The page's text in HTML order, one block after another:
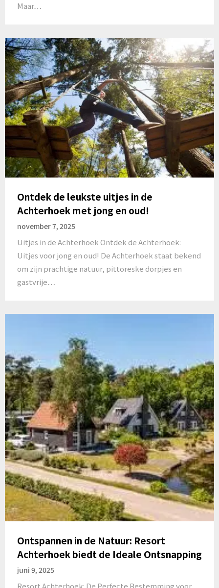
Maar…
Ontdek de leukste uitjes in de
Achterhoek met jong en oud!
november 7, 2025
Uitjes in de Achterhoek Ontdek de Achterhoek:
Uitjes voor jong en oud! De Achterhoek staat bekend
om zijn prachtige natuur, pittoreske dorpjes en
gastvrije…
Ontspannen in de Natuur: Resort
Achterhoek biedt de Ideale Ontsnapping
juni 9, 2025